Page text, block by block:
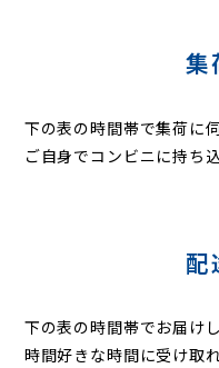
集
下の表の時間帯で集荷に
ご自身でコンビニに持ち
配
下の表の時間帯でお届け
時間好きな時間に受け取れ